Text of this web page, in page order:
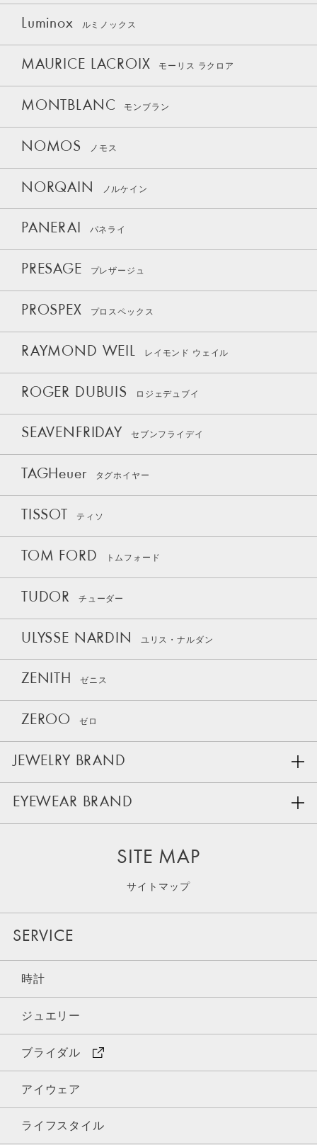
Luminox ルミノックス
MAURICE LACROIX モーリス ラクロア
MONTBLANC モンブラン
NOMOS ノモス
NORQAIN ノルケイン
PANERAI パネライ
PRESAGE プレザージュ
PROSPEX プロスペックス
RAYMOND WEIL レイモンド ウェイル
ROGER DUBUIS ロジェデュブイ
SEAVENFRIDAY セブンフライデイ
TAGHeuer タグホイヤー
TISSOT ティソ
TOM FORD トムフォード
TUDOR チューダー
ULYSSE NARDIN ユリス・ナルダン
ZENITH ゼニス
ZEROO ゼロ
JEWELRY BRAND
EYEWEAR BRAND
SITE MAP
サイトマップ
SERVICE
時計
ジュエリー
ブライダル
アイウェア
ライフスタイル